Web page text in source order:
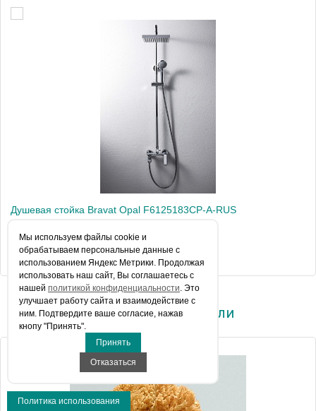
Душевая стойка Bravat Opal F6125183CP-A-RUS
25 080 руб.
Вы недавно смотрели
Политика использования
Мы используем файлы сookie и
обрабатываем персональные данные с
использованием Яндекс Метрики. Продолжая
использовать наш сайт, Вы соглашаетесь с
нашей политикой конфиденциальности. Это
улучшает работу сайта и взаимодействие с
ним. Подтвердите ваше согласие, нажав
кнопу "Принять".
Принять
Отказаться